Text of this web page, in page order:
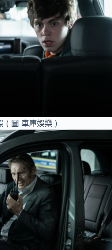
( 圖 車庫娛樂 )